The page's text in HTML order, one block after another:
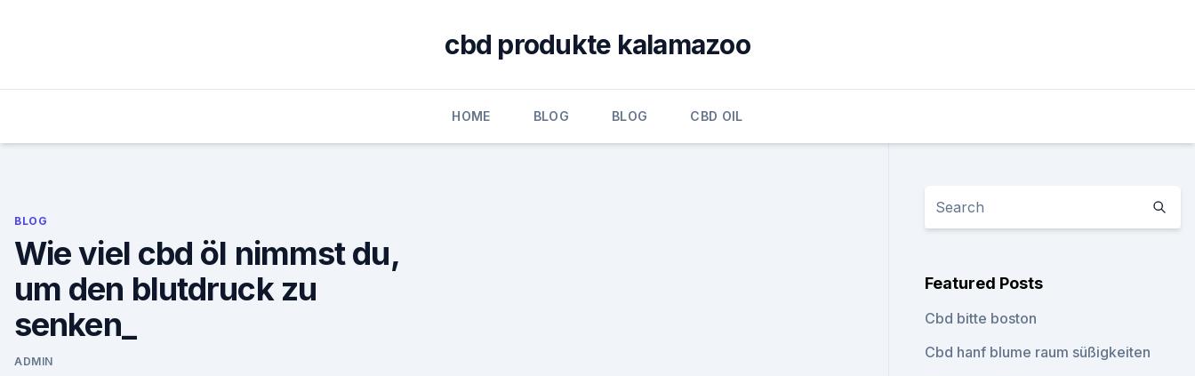
cbd produkte kalamazoo
HOME BLOG BLOG CBD OIL
BLOG
Wie viel cbd öl nimmst du,
um den blutdruck zu
senken_
ADMIN
Featured Posts
Cbd bitte boston
Cbd hanf blume raum süßigkeiten